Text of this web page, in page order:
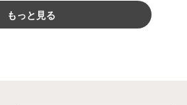
もっと見る